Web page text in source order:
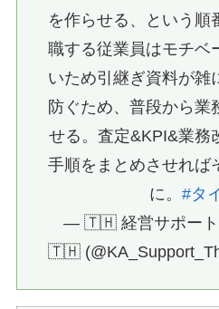
を作らせる、という順
職する従業員はモチベ
いため引継ぎ資料が雑
防ぐため、普段から業
せる。査定&KPI&業務
手順をまとめさせれば
に。 #タ
— 🇹🇭 経営サポート
🇹🇭